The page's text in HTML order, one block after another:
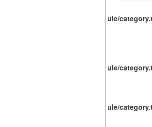
template/extension/module/
template/extension/module/
template/extension/module/